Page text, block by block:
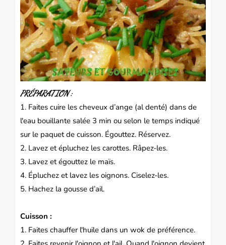
PRÉPARATION :
1. Faites cuire les cheveux d’ange (al denté) dans de
l'eau bouillante salée 3 min ou selon le temps indiqué
sur le paquet de cuisson. Égouttez. Réservez.
2. Lavez et épluchez les carottes. Râpez-les.
3. Lavez et égouttez le maïs.
4. Épluchez et lavez les oignons. Ciselez-les.
5. Hachez la gousse d’ail.
Cuisson :
1. Faites chauffer l'huile dans un wok de préférence.